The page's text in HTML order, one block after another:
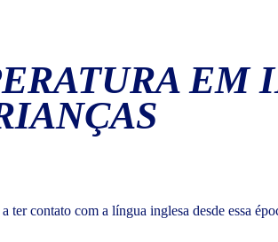
EM
contato com a língua inglesa desde essa